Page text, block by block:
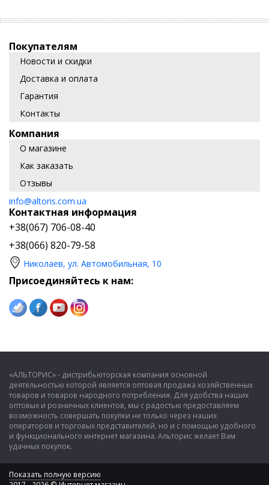
Покупателям
Новости и скидки
Доставка и оплата
Гарантия
Контакты
Компания
О магазине
Как заказать
Отзывы
info@altoris.com.ua
Контактная информация
+38(067) 706-08-40
+38(066) 820-79-58
Николаев, ул. Автомобильная, 10
Присоединяйтесь к нам:
«АЛЬТОРИС» - дистрибьюторская компания основной
деятельностью которой является оптовая продажа хозяйственных
товаров и товаров народного потребления. Для удобства наших
оптовых и розничных клиентов, мы с радостью предоставляем
возможность совершать покупки не только через наших
операторов и торговых представителей, но и с помощью удобного
и функционального интернет магазина. Альторис желает Вам
удачных покупок.
Показать полную версию